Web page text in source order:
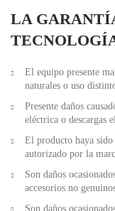
LA
El equipo presente
naturales o uso
Presente daños
eléctrica o descargas
El producto haya
autorizado por la
Son daños
accesorios no
Son daños